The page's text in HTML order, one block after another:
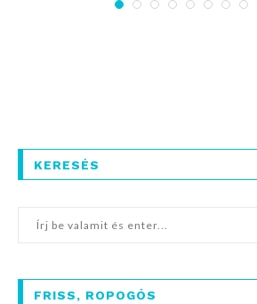
KERESÉS
FRISS, ROPOGÓS